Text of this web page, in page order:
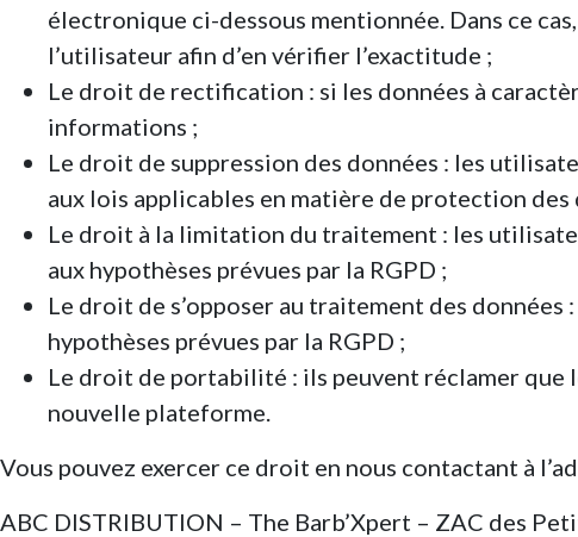
électronique ci-dessous mentionnée. Dans ce
l’utilisateur afin d’en vérifier l’exactitude ;
Le droit de rectification : si les données à
informations ;
Le droit de suppression des données : les
aux lois applicables en matière de protection des
Le droit à la limitation du traitement : les
aux hypothèses prévues par la RGPD ;
Le droit de s’opposer au traitement des
hypothèses prévues par la RGPD ;
Le droit de portabilité : ils peuvent réclamer que
nouvelle plateforme.
Vous pouvez exercer ce droit en nous contactant à
ABC DISTRIBUTION – The Barb’Xpert – ZAC des